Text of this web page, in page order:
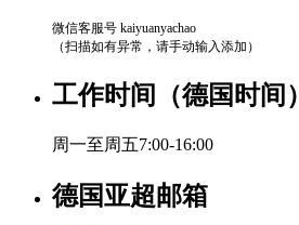
微信客服号 kaiyuanyachao
（扫描如有异常，请手动输入添加）
工作时间（德国时间）
周一至周五7:00-16:00
德国亚超邮箱